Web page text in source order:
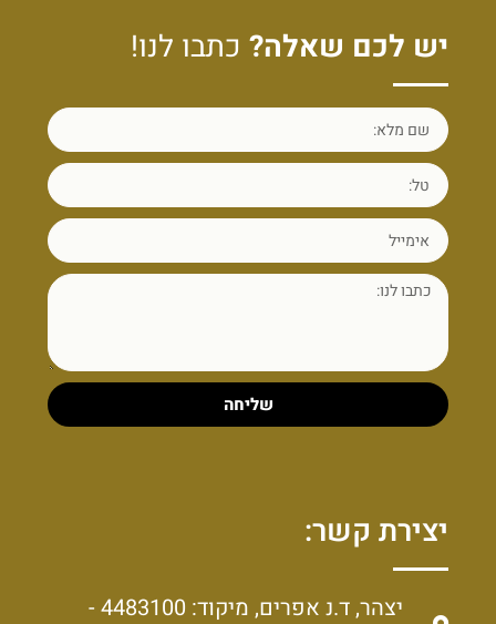
יש לכם שאלה? כתבו לנו!
שליחה
יצירת קשר:
יצהר, ד.נ אפרים, מיקוד: 4483100 -